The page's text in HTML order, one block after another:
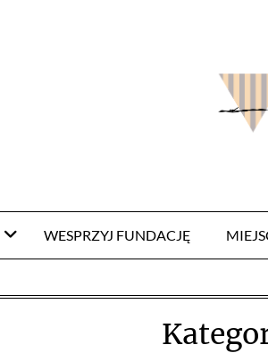
WESPRZYJ FUNDACJĘ